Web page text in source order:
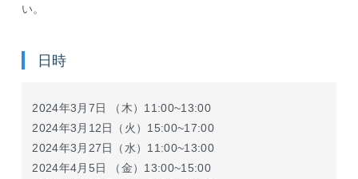
い。
日時
2024年3月7日 （木）11:00~13:00
2024年3月12日（火）15:00~17:00
2024年3月27日（水）11:00~13:00
2024年4月5日 （金）13:00~15:00